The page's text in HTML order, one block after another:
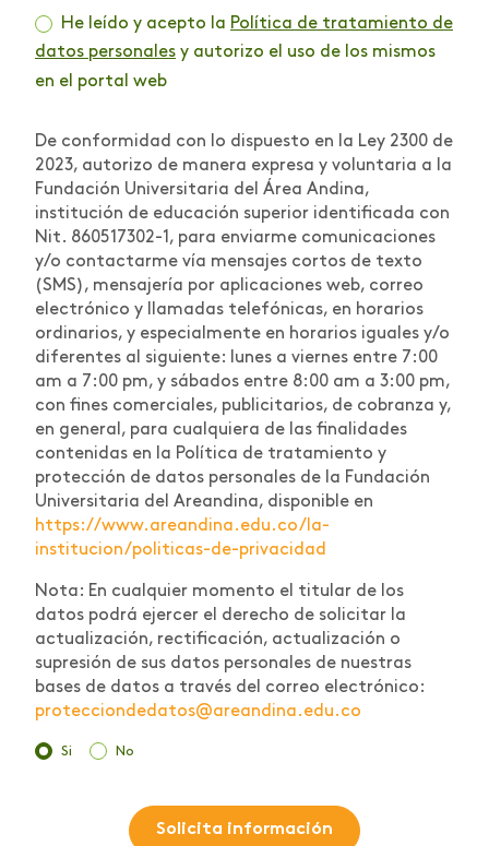
He leído y acepto la Política de tratamiento de
datos personales y autorizo el uso de los mismos
en el portal web
De conformidad con lo dispuesto en la Ley 2300 de
2023, autorizo de manera expresa y voluntaria a la
Fundación Universitaria del Área Andina,
institución de educación superior identificada con
Nit. 860517302-1, para enviarme comunicaciones
y/o contactarme vía mensajes cortos de texto
(SMS), mensajería por aplicaciones web, correo
electrónico y llamadas telefónicas, en horarios
ordinarios, y especialmente en horarios iguales y/o
diferentes al siguiente: lunes a viernes entre 7:00
am a 7:00 pm, y sábados entre 8:00 am a 3:00 pm,
con fines comerciales, publicitarios, de cobranza y,
en general, para cualquiera de las finalidades
contenidas en la Política de tratamiento y
protección de datos personales de la Fundación
Universitaria del Areandina, disponible en
https://www.areandina.edu.co/la-
institucion/politicas-de-privacidad
Nota: En cualquier momento el titular de los
datos podrá ejercer el derecho de solicitar la
actualización, rectificación, actualización o
supresión de sus datos personales de nuestras
bases de datos a través del correo electrónico:
protecciondedatos@areandina.edu.co
Si No
Solicita información